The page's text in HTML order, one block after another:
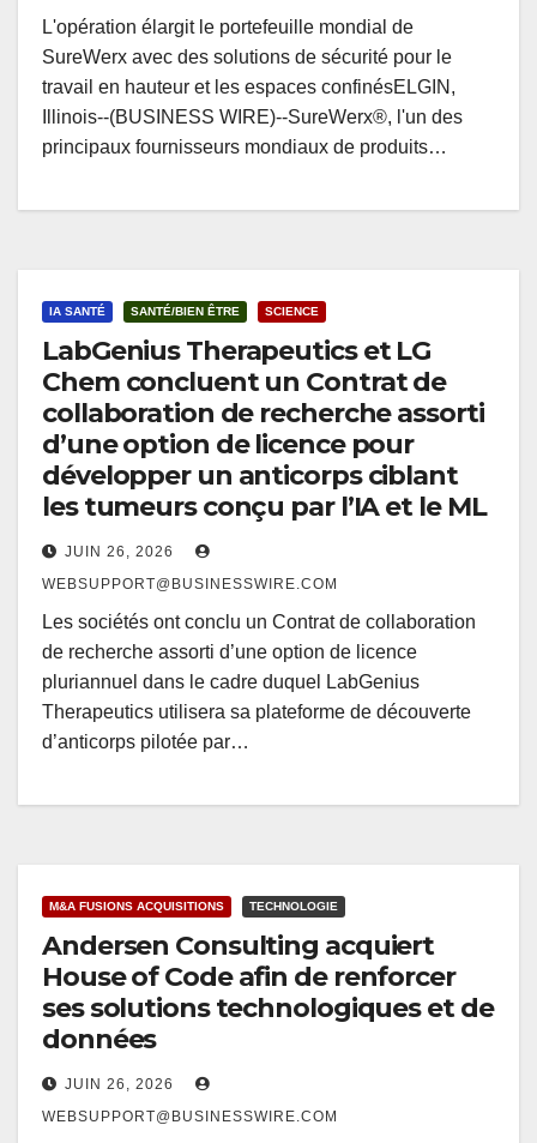
L'opération élargit le portefeuille mondial de
SureWerx avec des solutions de sécurité pour le
travail en hauteur et les espaces confinésELGIN,
Illinois--(BUSINESS WIRE)--SureWerx®, l'un des
principaux fournisseurs mondiaux de produits…
IA SANTÉ SANTÉ/BIEN ÊTRE SCIENCE
LabGenius Therapeutics et LG
Chem concluent un Contrat de
collaboration de recherche assorti
d’une option de licence pour
développer un anticorps ciblant
les tumeurs conçu par l’IA et le ML
JUIN 26, 2026
WEBSUPPORT@BUSINESSWIRE.COM
Les sociétés ont conclu un Contrat de collaboration
de recherche assorti d’une option de licence
pluriannuel dans le cadre duquel LabGenius
Therapeutics utilisera sa plateforme de découverte
d’anticorps pilotée par…
M&A FUSIONS ACQUISITIONS TECHNOLOGIE
Andersen Consulting acquiert
House of Code afin de renforcer
ses solutions technologiques et de
données
JUIN 26, 2026
WEBSUPPORT@BUSINESSWIRE.COM